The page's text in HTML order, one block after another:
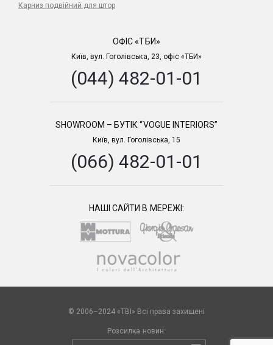
Карниз подвійний для штор
ОФІС «ТБИ»
Київ, вул. Гоголівська, 23, офіс «ТБИ»
(044) 482-01-01
SHOWROOM – БУТІК “VOGUE INTERIORS”
Київ, вул. Гоголівська, 15
(066) 482-01-01
НАШІ САЙТИ В МЕРЕЖІ:
© 2006–2024 «TBI» Всі права захищені
Розсилка новин: